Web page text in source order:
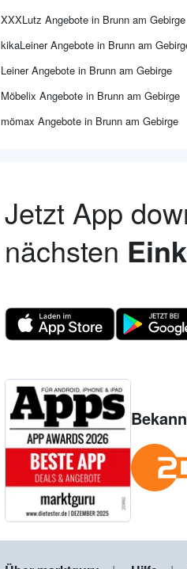
XXXLutz Angebote in Brunn am Gebirge
kikaLeiner Angebote in Brunn am
Leiner Angebote in Brunn am Gebirge
Möbelix Angebote in Brunn am Gebirge
mömax Angebote in Brunn am Gebirge
Jetzt App
nächsten